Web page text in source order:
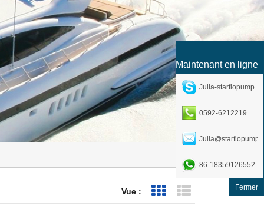
Vue : Affichage de la grille
Maintenant en ligne
Julia-starflopump
0592-6212219
86-18359126552
Fermer